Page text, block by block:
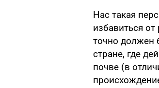
Нас такая
избавиться
точно должен
стране, где
почве (в